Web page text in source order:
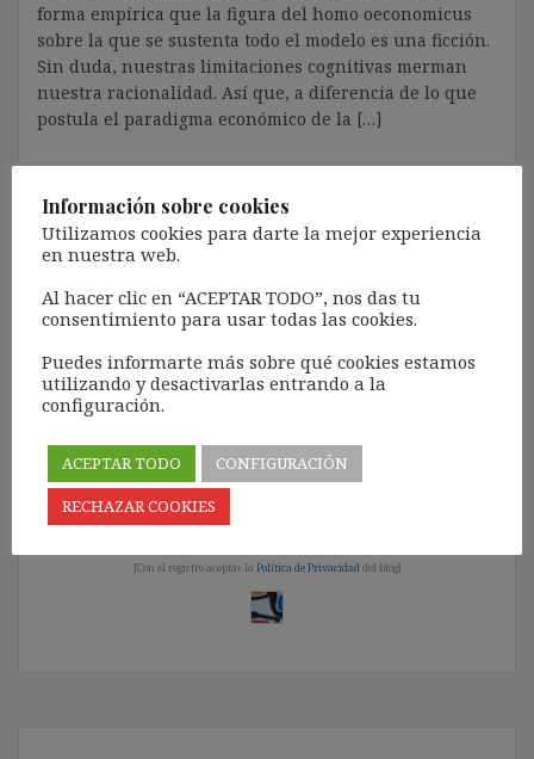
forma empírica que la figura del homo oeconomicus
sobre la que se sustenta todo el modelo es una ficción.
Sin duda, nuestras limitaciones cognitivas merman
nuestra racionalidad. Así que, a diferencia de lo que
postula el paradigma económico de la […]
Acceso para Suscribirse al Blog (GRATIS):
Acceso para Suscriptores Registrados:
Pincha aquí
[Con el registro aceptas la Política de Privacidad del blog]
Información sobre cookies
Utilizamos cookies para darte la mejor experiencia
en nuestra web.
Al hacer clic en “ACEPTAR TODO”, nos das tu
consentimiento para usar todas las cookies.
Puedes informarte más sobre qué cookies estamos
utilizando y desactivarlas entrando a la
configuración.
ACEPTAR TODO
CONFIGURACIÓN
RECHAZAR COOKIES